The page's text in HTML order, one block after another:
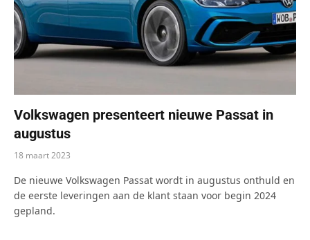
Volkswagen presenteert nieuwe Passat in
augustus
18 maart 2023
De nieuwe Volkswagen Passat wordt in augustus onthuld en
de eerste leveringen aan de klant staan voor begin 2024
gepland.